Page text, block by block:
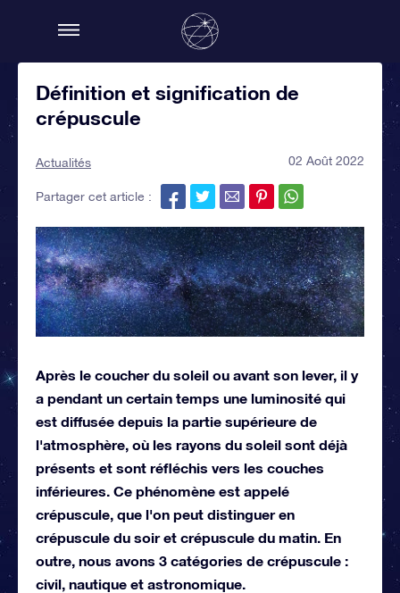
Définition et signification de
crépuscule
Actualités 02 Août 2022
Partager cet article :
Après le coucher du soleil ou avant son lever, il y
a pendant un certain temps une luminosité qui
est diffusée depuis la partie supérieure de
l'atmosphère, où les rayons du soleil sont déjà
présents et sont réfléchis vers les couches
inférieures. Ce phénomène est appelé
crépuscule, que l'on peut distinguer en
crépuscule du soir et crépuscule du matin. En
outre, nous avons 3 catégories de crépuscule :
civil, nautique et astronomique.